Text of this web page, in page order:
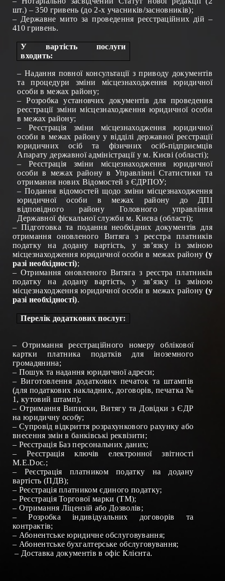
шт.) – 350 гривень (до 2-х учасників/засновників);
– Державне мито за проведення реєстраційних дій –
410 гривень.
У вартість послуги
входить:
– Надання повної консультації з приводу документів
та процедури зміни місцезнаходження юридичної
особи в межах району;
– Розробка установчих документів для проведення
реєстрації зміни місцезнаходження юридичної особи
в межах району;
– Реєстрація зміни місцезнаходження юридичної
особи в межах району увідділі державної реєстрації
юридичних осіб та фізичних осіб-підприємців
Апарату державної адміністрації у м. Києві (області);
– Реєстрація зміни місцезнаходження юридичної
особи в межах району в Управлінні Статистики та
отримання нових Відомостей з ЄДРПОУ;
– Подання відомостей щодо зміни місцезнаходження
юридичної особи в межах району до ДПІ
відповідного району Головного управління
Державної фіскальної служби м. Києва(області);
– Підготовка та подання необхідних документів для
отримання оновленого Витяга з реєстра платників
податку на додану вартість, у зв’язку із зміною
місцезнаходження юридичної особи в межах району(у
разі необхідності);
– Отримання оновленого Витяга з реєстра платників
податку на додану вартість, у зв’язку із зміною
місцезнаходження юридичної особи в межах району(у
разі необхідності).
Перелік додаткових послуг:
–Отримання реєстраційного номеру облікової
картки платника податків для іноземного
громадянина;
– Пошук та надання юридичної адреси;
–Виготовлення додаткових печаток та штампів
(для податкових накладних, договорів, печатка №
1, кутовий штамп);
–Отримання Виписки,Витягу та Довідки з ЄДР
на юридичну особу;
–Супровід відкриття розрахункового рахунку або
внесення змін в банківські реквізити;
– Реєстрація Баз персональних даних;
– Реєстрація ключів електронної звітності
М.Е.Doc.;
– Реєстрація платником податку на додану
вартість (ПДВ);
– Реєстрація платником єдиного податку;
– Реєстрація Торгової марки (ТМ);
– Отримання Ліцензій або Дозволів;
–Розробка індивідуальних договорів та
контрактів;
– Абонентське юридичне обслуговування;
– Абонентське бухгалтерське обслуговування;
– Доставка документів в офіс Клієнта.